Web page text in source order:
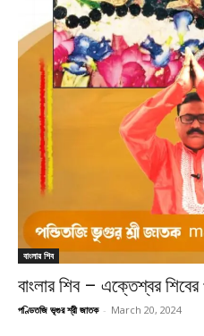
বাংলার শিব
বাংলার শিব – এক্তেশ্বর
পণ্ডিতজি ভৃগুর শ্রী জাতক - March 20, 2024